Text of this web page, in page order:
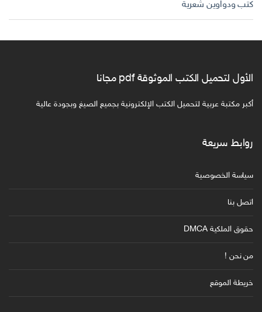
كتب ودواوين شعرية
الأول لتحميل الكتب الموثوقة pdf مجانا
أكبر مكتبة عربية لتحميل الكتب الإلكترونية بجميع الصيغ وبجودة عالية
روابط سريعة
سياسة الخصوصية
اتصل بنا
حقوق الملكية DMCA
من نحن !
خريطة الموقع